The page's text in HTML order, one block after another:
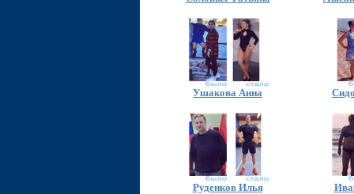
Ушакова Анна
Руденков Илья